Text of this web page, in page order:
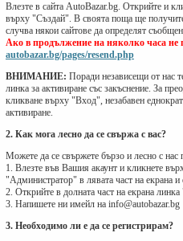
Влезте в сайта AutoBazar.bg. Открийте и
върху "Създай". В своята поща ще
случва някои сайтове да определят
Ако в продължение на няколко часа не
autobazar.bg/pages/resend.php
ВНИМАНИЕ: Поради независещи от нас
линка за активиране със закъснение. За
кликване върху "Вход", незабавен
активиране.
2. Как мога лесно да се свържа с вас?
Можете да се свържете бързо и лесно с нас
1. Влезте във Вашия акаунт и кликнете
"Администратор" в лявата част на екрана
2. Открийте в долната част на екрана
3. Напишете ни имейл на info@autobazar.bg
3. Необходимо ли е да се регистрирам?